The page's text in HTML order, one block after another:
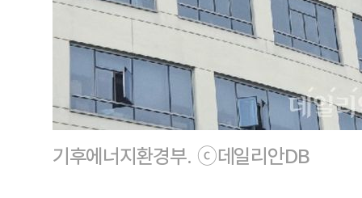
기후에너지환경부. ⓒ데일리안DB